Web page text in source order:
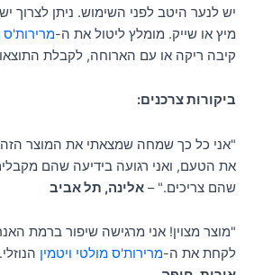
יש לנער היטב לפני השימוש. ניתן לצרוך
מיץ או שייק. מומלץ ליטול את ה-מרירות'ס
קיבה ריקה או עם הארוחה, לקבלת
ביקורות צרכנים:
"אני כל כך שמחה שמצאתי את המוצר
את הטעם, ואני רגועה בידיעה שהם
שהם צריכים." – אלינה, תל אביב
"מוצר מצוין! אני מרגישה שיפור ברמת
לקחת את ה-מרירות'ס מולטי ויטמין